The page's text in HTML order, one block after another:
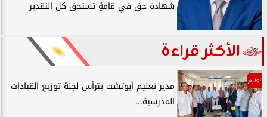
شهادة حق في قامةٍ تستحق كل التقدير
الأكثر قراءة
تعليم
مدير تعليم أبوتشت يترأس لجنة توزيع القيادات
المدرسية...